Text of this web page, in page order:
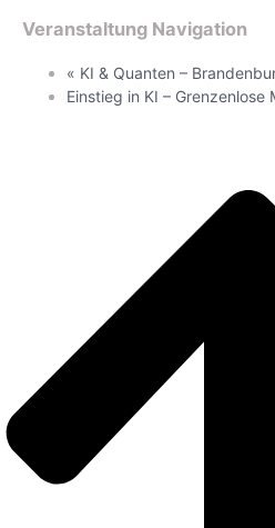
Veranstaltung Navigation
« KI & Quanten –
Einstieg in KI –